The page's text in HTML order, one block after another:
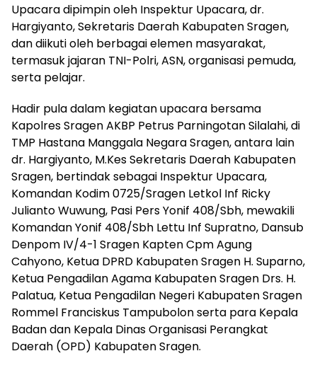
Upacara dipimpin oleh Inspektur Upacara, dr.
Hargiyanto, Sekretaris Daerah Kabupaten Sragen,
dan diikuti oleh berbagai elemen masyarakat,
termasuk jajaran TNI-Polri, ASN, organisasi pemuda,
serta pelajar.
Hadir pula dalam kegiatan upacara bersama
Kapolres Sragen AKBP Petrus Parningotan Silalahi, di
TMP Hastana Manggala Negara Sragen, antara lain
dr. Hargiyanto, M.Kes Sekretaris Daerah Kabupaten
Sragen, bertindak sebagai Inspektur Upacara,
Komandan Kodim 0725/Sragen Letkol Inf Ricky
Julianto Wuwung, Pasi Pers Yonif 408/Sbh, mewakili
Komandan Yonif 408/Sbh Lettu Inf Supratno, Dansub
Denpom IV/4-1 Sragen Kapten Cpm Agung
Cahyono, Ketua DPRD Kabupaten Sragen H. Suparno,
Ketua Pengadilan Agama Kabupaten Sragen Drs. H.
Palatua, Ketua Pengadilan Negeri Kabupaten Sragen
Rommel Franciskus Tampubolon serta para Kepala
Badan dan Kepala Dinas Organisasi Perangkat
Daerah (OPD) Kabupaten Sragen.